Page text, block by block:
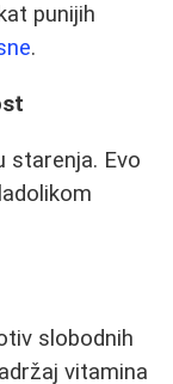
punijih
.
starenja. Evo
slobodnih
vitamina